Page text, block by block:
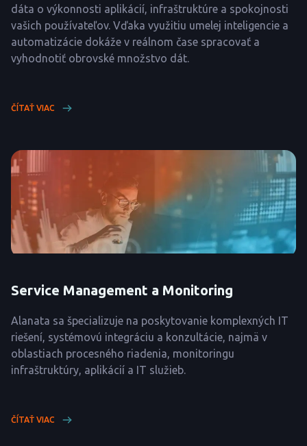
dáta o výkonnosti aplikácií, infraštruktúre a spokojnosti
vašich používateľov. Vďaka využitiu umelej inteligencie a
automatizácie dokáže v reálnom čase spracovať a
vyhodnotiť obrovské množstvo dát.
ČÍTAŤ VIAC
Service Management a Monitoring
Alanata sa špecializuje na poskytovanie komplexných IT
riešení, systémovú integráciu a konzultácie, najmä v
oblastiach procesného riadenia, monitoringu
infraštruktúry, aplikácií a IT služieb.
ČÍTAŤ VIAC